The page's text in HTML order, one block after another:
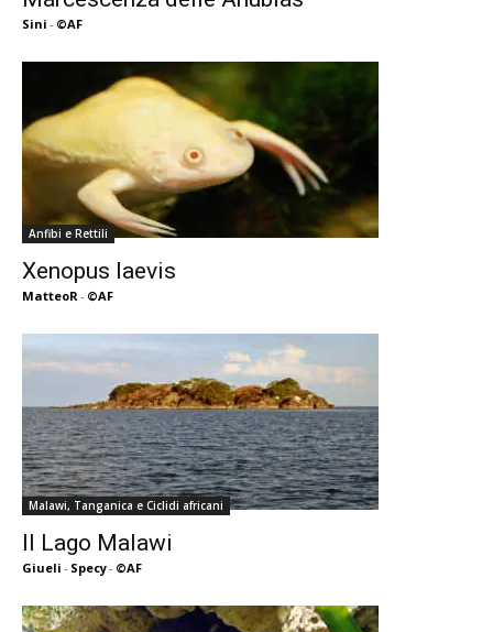
Sini - ©AF
Anfibi e Rettili
Xenopus laevis
MatteoR- ©AF
Malawi, Tanganica e Ciclidi africani
Il Lago Malawi
Giueli - Specy- ©AF